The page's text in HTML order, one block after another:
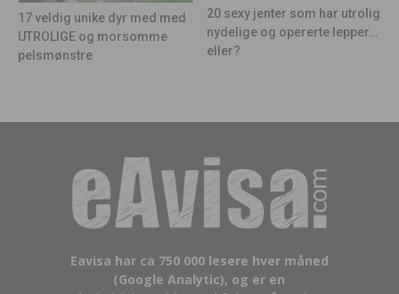
17 veldig unike dyr med med
UTROLIGE og morsomme
pelsmønstre
20 sexy jenter som har utrolig
nydelige og opererte lepper…
eller?
Eavisa har ca 750 000 lesere hver måned
(Google Analytic), og er en